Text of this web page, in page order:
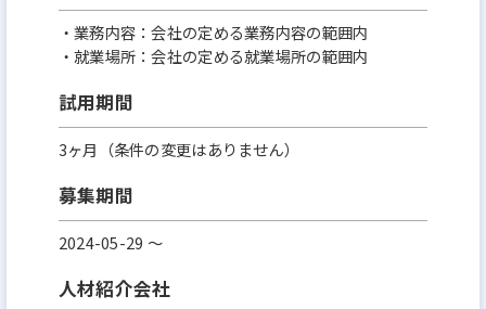
・業務内容：会社の定める業務内容の範囲内
・就業場所：会社の定める就業場所の範囲内
試用期間
3ヶ月（条件の変更はありません）
募集期間
2024-05-29 〜
人材紹介会社